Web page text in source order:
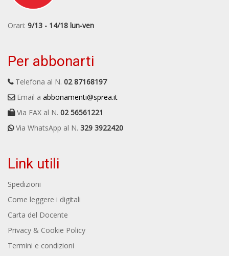
Orari: 9/13 - 14/18 lun-ven
Per abbonarti
Telefona al N. 02 87168197
Email a abbonamenti@sprea.it
Via FAX al N. 02 56561221
Via WhatsApp al N. 329 3922420
Link utili
Spedizioni
Come leggere i digitali
Carta del Docente
Privacy & Cookie Policy
Termini e condizioni